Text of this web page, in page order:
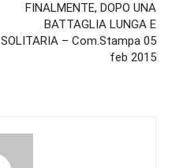
FINALMENTE, DOPO UNA
BATTAGLIA LUNGA E
SOLITARIA – Com.Stampa 05
feb 2015